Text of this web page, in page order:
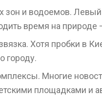
зон и водоемов. Левый
время на
Хотя пробки в
городу.
Многие
площадками и